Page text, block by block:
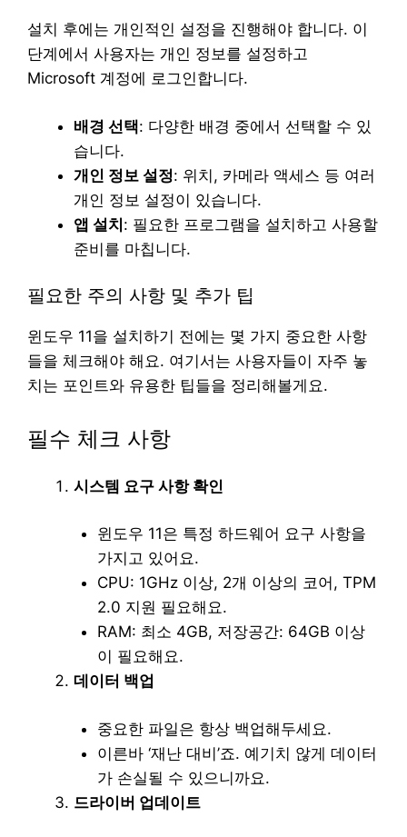
설치 후에는 개인적인 설정을 진행해야 합니다. 이
단계에서 사용자는 개인 정보를 설정하고
Microsoft 계정에 로그인합니다.
배경 선택: 다양한 배경 중에서 선택할 수 있
습니다.
개인 정보 설정: 위치, 카메라 액세스 등 여러
개인 정보 설정이 있습니다.
앱 설치: 필요한 프로그램을 설치하고 사용할
준비를 마칩니다.
필요한 주의 사항 및 추가 팁
윈도우 11을 설치하기 전에는 몇 가지 중요한 사항
들을 체크해야 해요. 여기서는 사용자들이 자주 놓
치는 포인트와 유용한 팁들을 정리해볼게요.
필수 체크 사항
시스템 요구 사항 확인
윈도우 11은 특정 하드웨어 요구 사항을
가지고 있어요.
CPU: 1GHz 이상, 2개 이상의 코어, TPM
2.0 지원 필요해요.
RAM: 최소 4GB, 저장공간: 64GB 이상
이 필요해요.
데이터 백업
중요한 파일은 항상 백업해두세요.
이른바 ‘재난 대비’죠. 예기치 않게 데이터
가 손실될 수 있으니까요.
드라이버 업데이트